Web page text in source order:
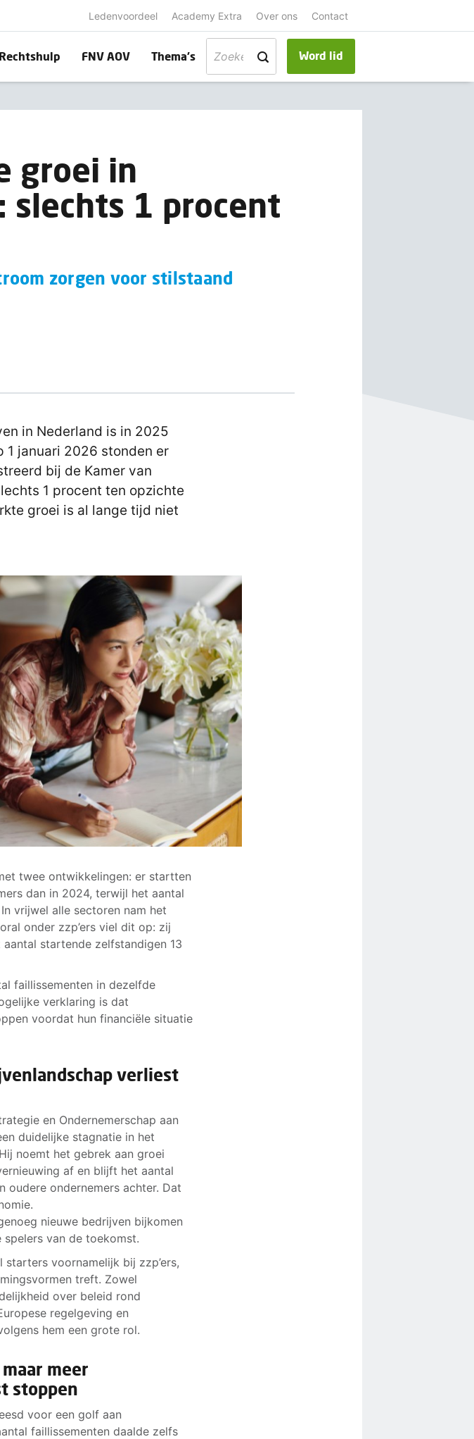
Ledenvoordeel Academy Extra Over ons Contact
Rechtshulp FNV AOV Thema's Word lid
groei in
slechts 1 procent
zorgen voor stilstaand
in Nederland is in 2025
1 januari 2026 stonden er
bij de Kamer van
1 procent ten opzichte
groei is al lange tijd niet
twee ontwikkelingen: er startten
dan in 2024, terwijl het aantal
vrijwel alle sectoren nam het
onder zzp’ers viel dit op: zij
startende zelfstandigen 13
faillissementen in dezelfde
verklaring is dat
voordat hun financiële situatie
verliest
en Ondernemerschap aan
duidelijke stagnatie in het
noemt het gebrek aan groei
af en blijft het aantal
oudere ondernemers achter. Dat
nieuwe bedrijven bijkomen
van de toekomst.
voornamelijk bij zzp’ers,
treft. Zowel
over beleid rond
regelgeving en
hem een grote rol.
meer
stoppen
voor een golf aan
faillissementen daalde zelfs